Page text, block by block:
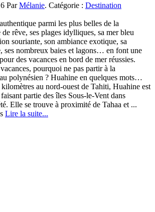
ParMélanie. Catégorie : Destination
parmi les plus belles de la
rêve, ses plages idylliques, sa mer bleu
souriante, son ambiance exotique, sa
ses nombreux baies et lagons… en font une
des vacances en bord de mer réussies.
pourquoi ne pas partir à la
polynésien ? Huahine en quelques mots…
au nord-ouest de Tahiti, Huahine est
partie des îles Sous-le-Vent dans
Elle se trouve à proximité de Tahaa et ...
sur
Lire la suite...